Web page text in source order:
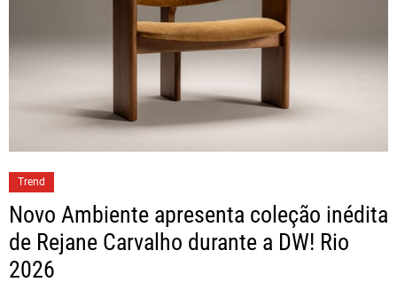
Trend
Novo Ambiente apresenta coleção inédita
de Rejane Carvalho durante a DW! Rio
2026